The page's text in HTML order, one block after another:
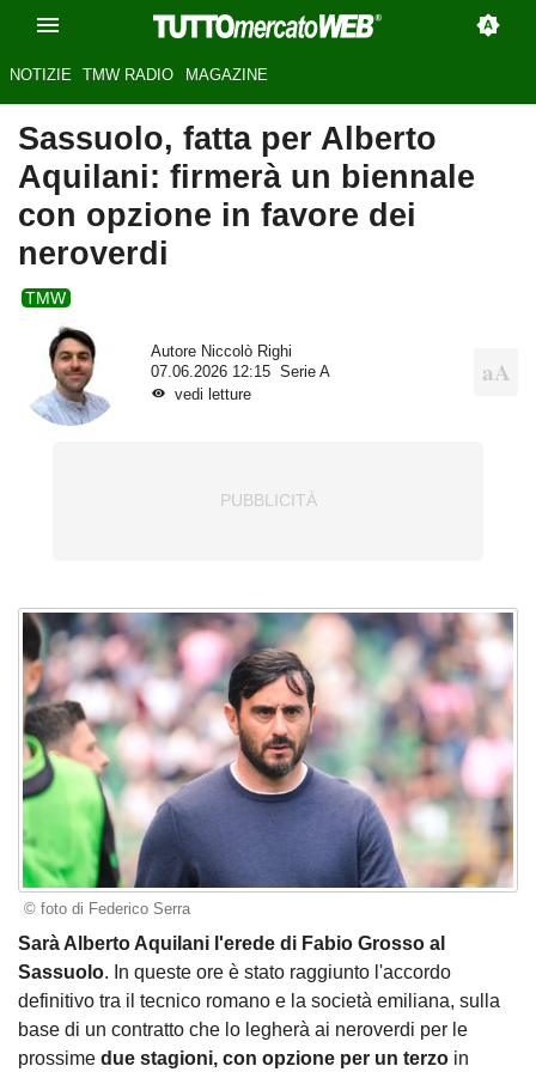
NOTIZIE TMW RADIO MAGAZINE
Sassuolo, fatta per Alberto
Aquilani: firmerà un biennale
con opzione in favore dei
neroverdi
TMW
Autore Niccolò Righi
07.06.2026 12:15
Serie A
vedi letture
© foto di Federico Serra
Sarà Alberto Aquilani l'erede di Fabio Grosso al
Sassuolo. In queste ore è stato raggiunto l'accordo
definitivo tra il tecnico romano e la società emiliana, sulla
base di un contratto che lo legherà ai neroverdi per le
prossime due stagioni, con opzione per un terzo in